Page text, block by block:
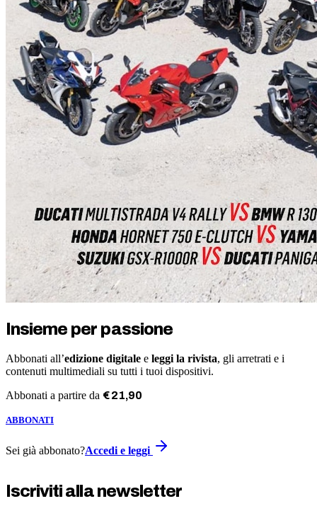
Insieme per passione
Abbonati all’edizione digitale e leggi la rivista, gli arretrati e i
contenuti multimediali su tutti i tuoi dispositivi.
Abbonati a partire da €21,90
ABBONATI
Sei già abbonato?Accedi e leggi
Iscriviti alla newsletter